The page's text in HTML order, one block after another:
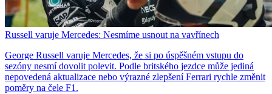
Russell varuje Mercedes: Nesmíme usnout na vavřínech
George Russell varuje Mercedes, že si po úspěšném vstupu do
sezóny nesmí dovolit polevit. Podle britského jezdce může jediná
nepovedená aktualizace nebo výrazné zlepšení Ferrari rychle změnit
poměry na čele F1.